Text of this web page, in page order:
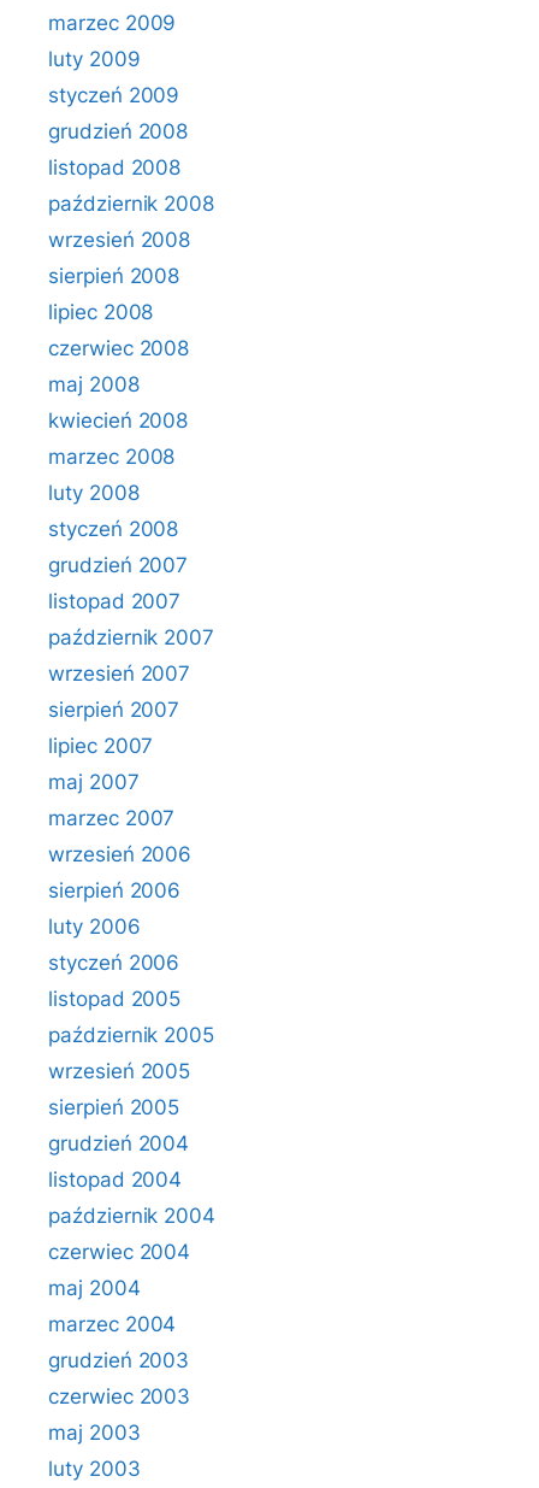
marzec 2009
luty 2009
styczeń 2009
grudzień 2008
listopad 2008
październik 2008
wrzesień 2008
sierpień 2008
lipiec 2008
czerwiec 2008
maj 2008
kwiecień 2008
marzec 2008
luty 2008
styczeń 2008
grudzień 2007
listopad 2007
październik 2007
wrzesień 2007
sierpień 2007
lipiec 2007
maj 2007
marzec 2007
wrzesień 2006
sierpień 2006
luty 2006
styczeń 2006
listopad 2005
październik 2005
wrzesień 2005
sierpień 2005
grudzień 2004
listopad 2004
październik 2004
czerwiec 2004
maj 2004
marzec 2004
grudzień 2003
czerwiec 2003
maj 2003
luty 2003